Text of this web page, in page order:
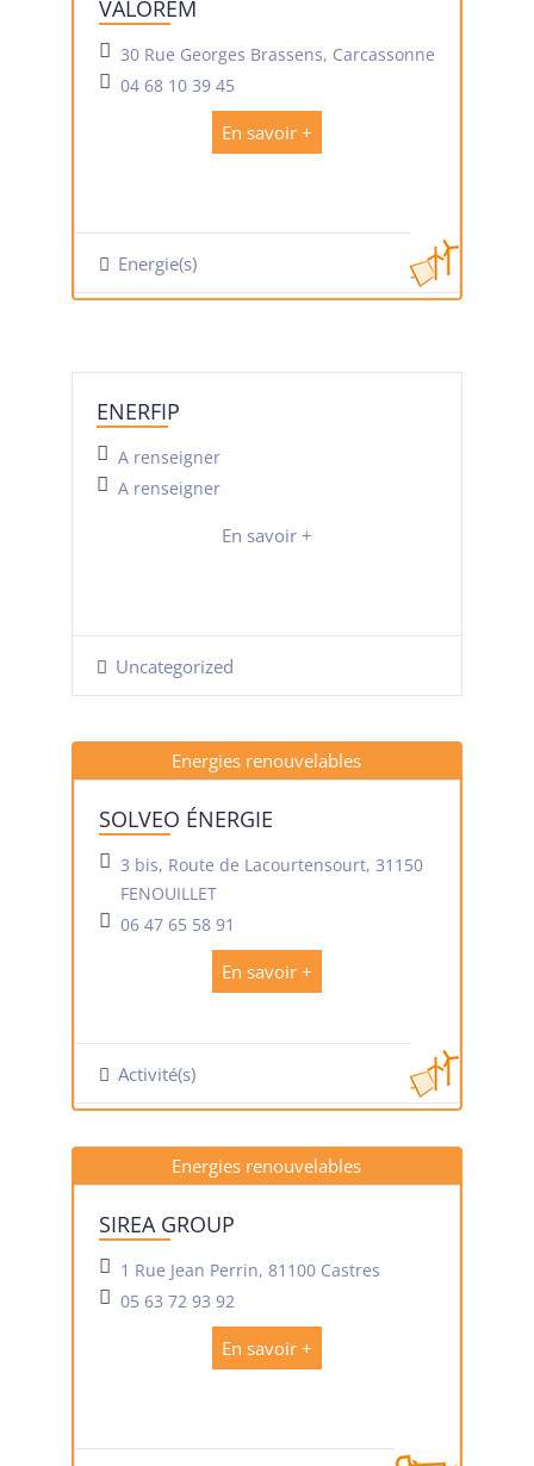
VALOREM
30 Rue Georges Brassens, Carcassonne
04 68 10 39 45
En savoir +
Energie(s)
ENERFIP
A renseigner
A renseigner
En savoir +
Uncategorized
Energies renouvelables
SOLVEO ÉNERGIE
3 bis, Route de Lacourtensourt, 31150
FENOUILLET
06 47 65 58 91
En savoir +
Activité(s)
Energies renouvelables
SIREA GROUP
1 Rue Jean Perrin, 81100 Castres
05 63 72 93 92
En savoir +